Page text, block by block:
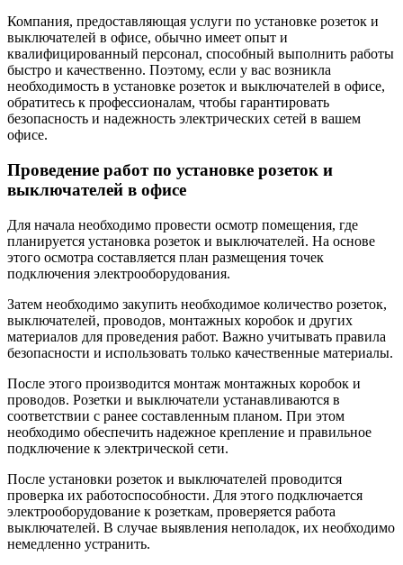
Компания, предоставляющая услуги по установке розеток и
выключателей в офисе, обычно имеет опыт и
квалифицированный персонал, способный выполнить работы
быстро и качественно. Поэтому, если у вас возникла
необходимость в установке розеток и выключателей в офисе,
обратитесь к профессионалам, чтобы гарантировать
безопасность и надежность электрических сетей в вашем
офисе.
Проведение работ по установке розеток и
выключателей в офисе
Для начала необходимо провести осмотр помещения, где
планируется установка розеток и выключателей. На основе
этого осмотра составляется план размещения точек
подключения электрооборудования.
Затем необходимо закупить необходимое количество розеток,
выключателей, проводов, монтажных коробок и других
материалов для проведения работ. Важно учитывать правила
безопасности и использовать только качественные материалы.
После этого производится монтаж монтажных коробок и
проводов. Розетки и выключатели устанавливаются в
соответствии с ранее составленным планом. При этом
необходимо обеспечить надежное крепление и правильное
подключение к электрической сети.
После установки розеток и выключателей проводится
проверка их работоспособности. Для этого подключается
электрооборудование к розеткам, проверяется работа
выключателей. В случае выявления неполадок, их необходимо
немедленно устранить.